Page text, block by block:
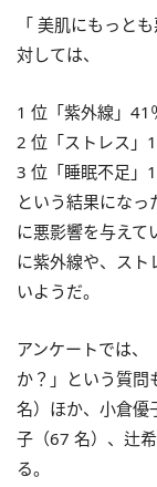
「 美肌にもっと
対しては、
1 位「紫外線」41
2 位「ストレス」
3 位「睡眠不足」
という結果にな
に悪影響を与えて
に紫外線や、スト
いようだ。
アンケートでは、
か？」という質問
名）ほか、小倉優
子（67 名）、辻
る。